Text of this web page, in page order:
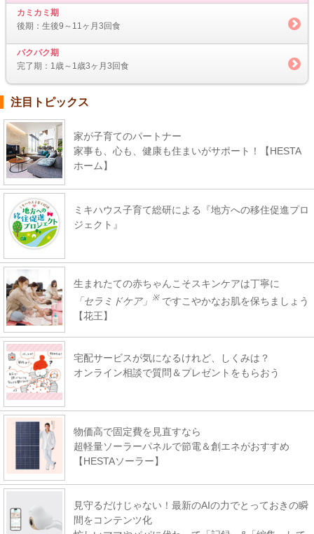
カミカミ期
後期：生後9～11ヶ月3回食
パクパク期
完了期：1歳～1歳3ヶ月3回食
注目トピックス
家が子育てのパートナー
家事も、心も、健康も住まいがサポート！【HESTA
ホーム】
ミキハウス子育て総研による『地方への移住促進プロ
ジェクト』
生まれたての赤ちゃんこそスキンケアは丁寧に
「セラミドケア」
※ ですこやかなお肌を保ちましょう
【花王】
宅配サービスが気になるけれど、しくみは？
オンライン相談で質問＆プレゼントをもらおう
物価高で固定費を見直すなら
超軽量ソーラーパネルで節電＆創エネがおすすめ
【HESTAソーラー】
見守るだけじゃない！最新のAIの力でとっておきの瞬
間をコンテンツ化